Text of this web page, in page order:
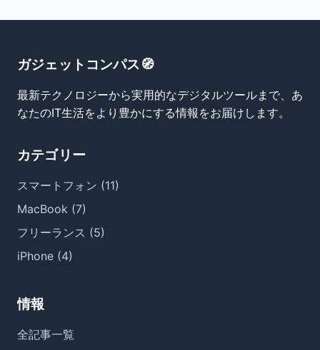
ガジェットコンパス🧭
最新テクノロジーから実用的なデジタルツールまで、あ
なたのIT生活をより豊かにする情報をお届けします。
カテゴリー
スマートフォン (11)
MacBook (7)
フリーランス (5)
iPhone (4)
情報
全記事一覧